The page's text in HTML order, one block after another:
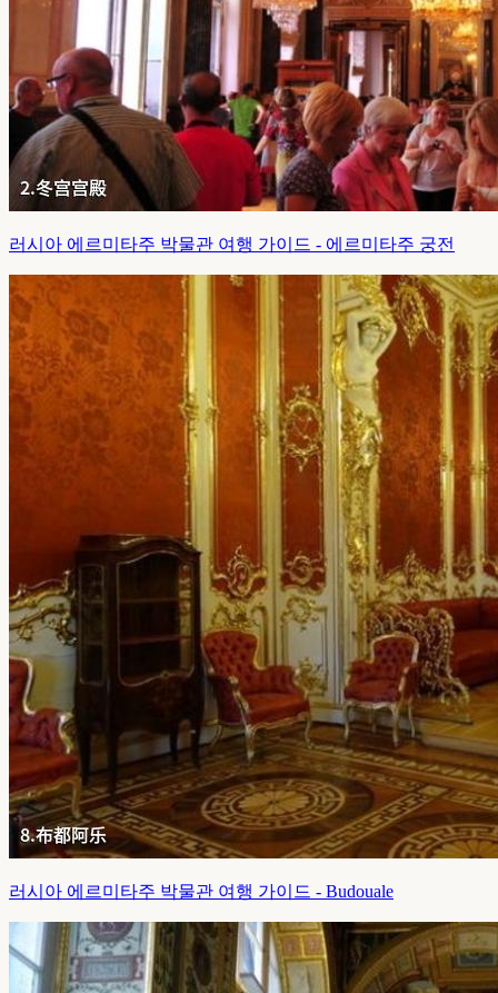
러시아 에르미타주 박물관 여행 가이드 - 에르미타주 궁전
러시아 에르미타주 박물관 여행 가이드 - Budouale